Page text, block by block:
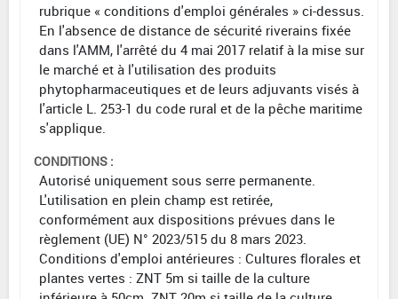
rubrique « conditions d'emploi générales » ci-dessus.
En l'absence de distance de sécurité riverains fixée
dans l'AMM, l'arrêté du 4 mai 2017 relatif à la mise sur
le marché et à l'utilisation des produits
phytopharmaceutiques et de leurs adjuvants visés à
l'article L. 253-1 du code rural et de la pêche maritime
s'applique.
CONDITIONS :
Autorisé uniquement sous serre permanente.
L'utilisation en plein champ est retirée,
conformément aux dispositions prévues dans le
règlement (UE) N° 2023/515 du 8 mars 2023.
Conditions d'emploi antérieures : Cultures florales et
plantes vertes : ZNT 5m si taille de la culture